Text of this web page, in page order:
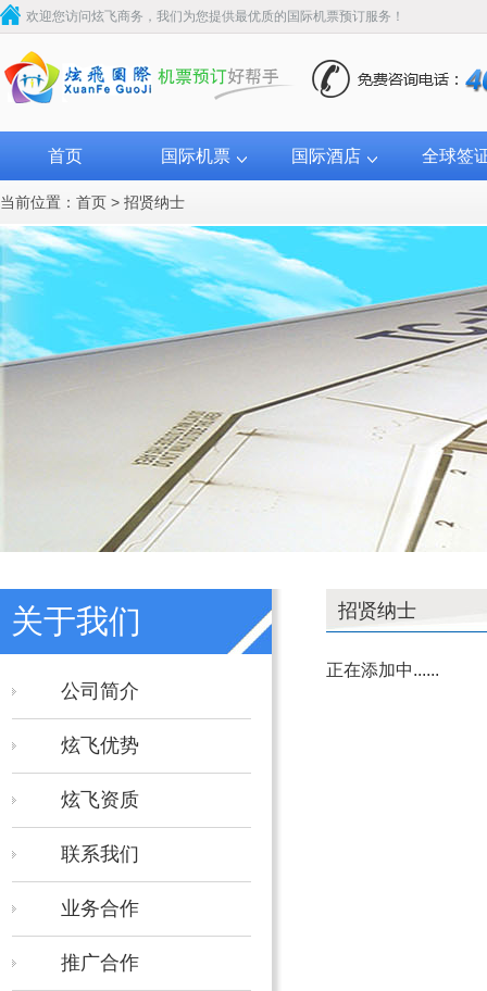
欢迎您访问炫飞商务，我们为您提供最优质的国际机票预订服务！
首页 国际机票 国际酒店 全球签
当前位置： 首页 > 招贤纳士
关于我们
公司简介
炫飞优势
炫飞资质
联系我们
业务合作
推广合作
招贤纳士
正在添加中......